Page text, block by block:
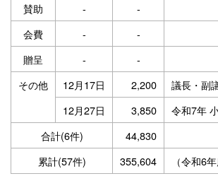
賛助
- -
会費
- -
贈呈
- -
その他
12月17日 2,200
議長・副
12月27日
3,850
令和7年
合計(6件)
44,830
累計(57件)
355,604 （令和6